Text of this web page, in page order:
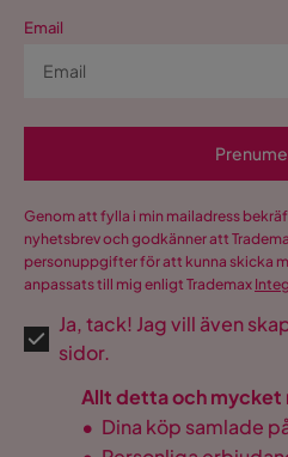
Email
Genom att fylla i min mailadress
nyhetsbrev och godkänner att
personuppgifter för att kunna skicka
anpassats till mig enligt Trademax
Ja, tack! Jag vill även
sidor.
Allt detta och mycket
• Dina köp samlade